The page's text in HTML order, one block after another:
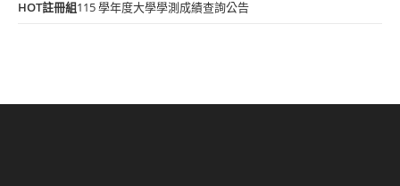
HOT註冊組115 學年度大學學測成績查詢公告